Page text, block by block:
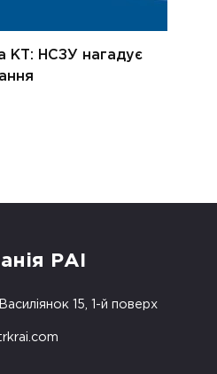
КТ: НСЗУ нагадує
РАІ
15, 1-й поверх